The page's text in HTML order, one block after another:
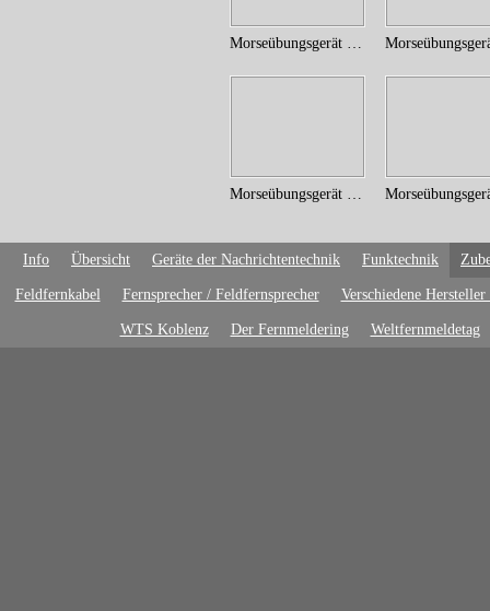
Morseübungsgerät (12)
Morseübungsgerät (17)
Info Übersicht Geräte der Nachrichtentechnik Funktechnik
Feldfernkabel Fernsprecher / Feldfernsprecher Verschiedene
WTS Koblenz Der Fernmeldering Weltfernmeldetag